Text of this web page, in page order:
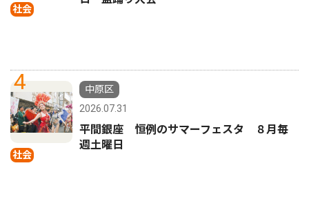
社会
4
社会
中原区
2026.07.31
平間銀座 恒例のサマーフェスタ ８月毎
週土曜日